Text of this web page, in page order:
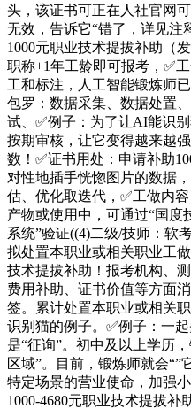
头，该证书可正在人社官网
无效，告诉它“错了，详见注
1000元职业技术提拔补助（
职称+1年工龄即可报考，✅
工和标注，人工智能锻炼师
包罗：数据采集、数据处置
试、✅例子：为了让AI能识
按期审核，让它变得越来越
数！‌✅证书用处‌：申请补助
对性地插手恍惚图片的数据
估、优化取迭代，✅工做内
产物或使用中，可通过“国度
系统”验证((4)二级/技师：软
拟处置本职业或相关职业工
技术提拔补助！报考机构、
费用补助、证书价值等方面
签。累计处置本职业或相关
识别猫的例子。✅例子：一
是“征询”。初中及以上学历
区域”。目前，锻炼师就会
特定场景的营业使命，加强
1000-4680元职业技术提拔补